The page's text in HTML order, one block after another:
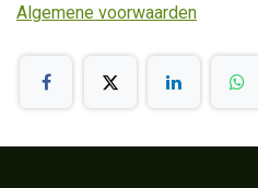
Algemene voorwaarden